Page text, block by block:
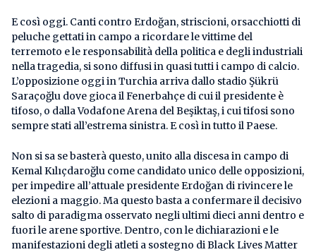
E così oggi. Canti contro Erdoğan, striscioni, orsacchiotti di
peluche gettati in campo a ricordare le vittime del
terremoto e le responsabilità della politica e degli industriali
nella tragedia, si sono diffusi in quasi tutti i campo di calcio.
L’opposizione oggi in Turchia arriva dallo stadio Şükrü
Saraçoğlu dove gioca il Fenerbahçe di cui il presidente è
tifoso, o dalla Vodafone Arena del Beşiktaş, i cui tifosi sono
sempre stati all’estrema sinistra. E così in tutto il Paese.
Non si sa se basterà questo, unito alla discesa in campo di
Kemal Kılıçdaroğlu come candidato unico delle opposizioni,
per impedire all’attuale presidente Erdoğan di rivincere le
elezioni a maggio. Ma questo basta a confermare il decisivo
salto di paradigma osservato negli ultimi dieci anni dentro e
fuori le arene sportive. Dentro, con le dichiarazioni e le
manifestazioni degli atleti a sostegno di Black Lives Matter